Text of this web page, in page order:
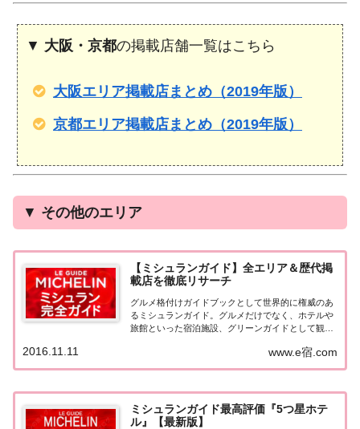
▼ 大阪・京都の掲載店舗一覧はこちら
大阪エリア掲載店まとめ（2019年版）
京都エリア掲載店まとめ（2019年版）
▼ その他のエリア
【ミシュランガイド】全エリア＆歴代掲
載店を徹底リサーチ
グルメ格付けガイドブックとして世界的に権威のあ
るミシュランガイド。グルメだけでなく、ホテルや
旅館といった宿泊施設、グリーンガイドとして観光
本版としては、2007年11月20日に「ミシュランガイ
ド東京版2008」が発売されてからエリアを...
www.e宿.com
2016.11.11
ミシュランガイド最高評価『5つ星ホテ
ル』【最新版】